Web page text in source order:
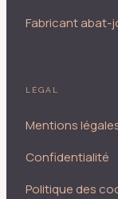
Fabricant abat-
LÉGAL
Mentions
Confidentialité
Politique des